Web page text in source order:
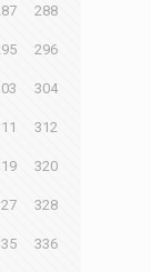
288
296
304
312
320
328
336